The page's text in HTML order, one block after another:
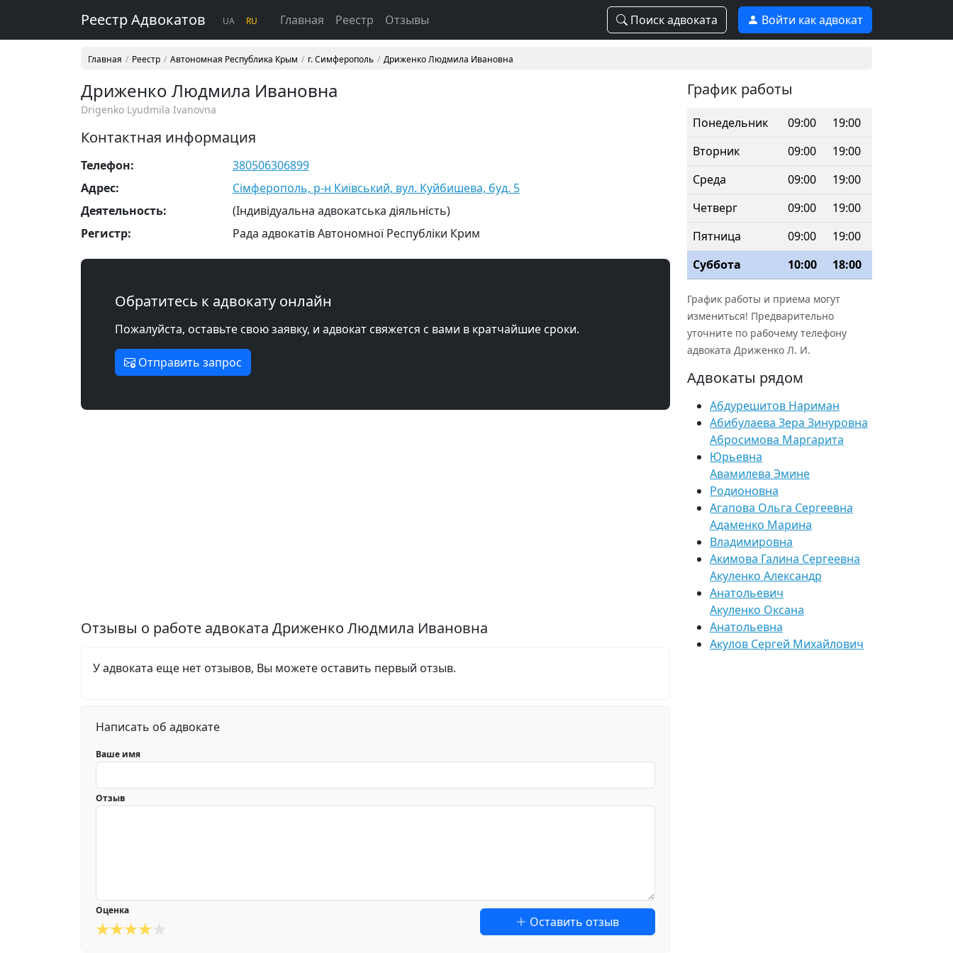
Реестр Адвокатов UA RU Главная Реестр Отзывы Поиск адвоката Войти как адвокат
Главная Реестр Автономная Республика Крым г. Симферополь Дриженко Людмила Ивановна
Дриженко Людмила Ивановна
Drigenko Lyudmila Ivanovna
Контактная информация
Телефон:
380506306899
Адрес:
Сімферополь, р-н Київський, вул. Куйбишева, буд. 5
Деятельность:
(Індивідуальна адвокатська діяльність)
Регистр:
Рада адвокатів Автономної Республіки Крим
Обратитесь к адвокату онлайн
Пожалуйста, оставьте свою заявку, и адвокат свяжется с вами в кратчайшие сроки.
Отправить запрос
Отзывы о работе адвоката Дриженко Людмила Ивановна
У адвоката еще нет отзывов, Вы можете оставить первый отзыв.
Написать об адвокате
Ваше имя
Отзыв
Оценка
Оставить отзыв
График работы
Понедельник 09:00
19:00
Вторник
09:00
19:00
Среда
09:00
19:00
Четверг
09:00
19:00
Пятница
09:00
19:00
Суббота
10:00 18:00
График работы и приема могут
измениться! Предварительно
уточните по рабочему телефону
адвоката Дриженко Л. И.
Адвокаты рядом
Абдурешитов Нариман
Абибулаева Зера Зинуровна
Абросимова Маргарита
Юрьевна
Авамилева Эмине
Родионовна
Агапова Ольга Сергеевна
Адаменко Марина
Владимировна
Акимова Галина Сергеевна
Акуленко Александр
Анатольевич
Акуленко Оксана
Анатольевна
Акулов Сергей Михайлович